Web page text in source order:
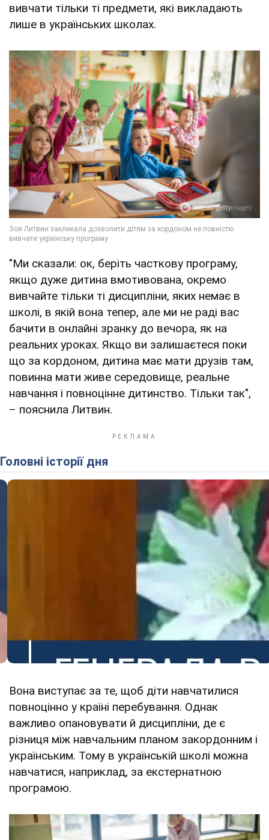
вивчати тільки ті предмети, які викладають
лише в українських школах.
"Ми сказали: ок, беріть часткову програму,
якщо дуже дитина вмотивована, окремо
вивчайте тільки ті дисципліни, яких немає в
школі, в якій вона тепер, але ми не раді вас
бачити в онлайні зранку до вечора, як на
реальних уроках. Якщо ви залишаєтеся поки
що за кордоном, дитина має мати друзів там,
повинна мати живе середовище, реальне
навчання і повноцінне дитинство. Тільки так",
– пояснила Литвин.
Головні історії дня
Вона виступає за те, щоб діти навчатилися
повноцінно у країні перебування. Однак
важливо опановувати й дисципліни, де є
різниця між навчальним планом закордонним і
українським. Тому в українській школі можна
навчатися, наприклад, за екстернатною
програмою.